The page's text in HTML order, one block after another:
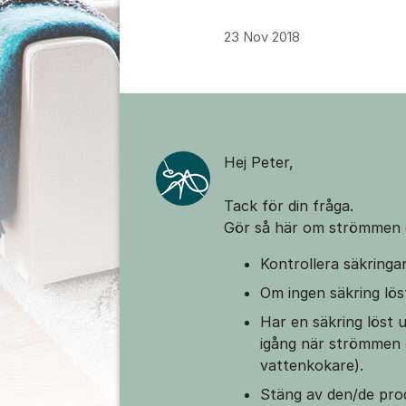
23 Nov 2018
Hej Peter,
Tack för din fråga.
Gör så här om
Kontrollera
Om ingen säkring
Har en säkring löst
igång när strömmen
vattenkokare).
Stäng av den/de